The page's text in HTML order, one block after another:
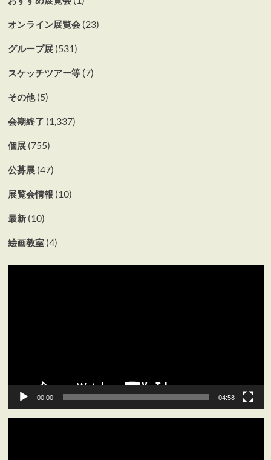
オンライン展覧会(23)
グループ展(531)
スケッチツアー等(7)
その他(5)
会期終了 (1,337)
個展(755)
公募展(47)
展覧会情報 (10)
最新(10)
絵画教室(4)
00:00 04:58